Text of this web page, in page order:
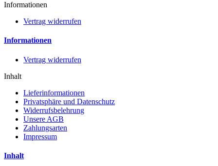
Informationen
Vertrag widerrufen
Informationen
Vertrag widerrufen
Inhalt
Lieferinformationen
Privatsphäre und Datenschutz
Widerrufsbelehrung
Unsere AGB
Zahlungsarten
Impressum
Inhalt